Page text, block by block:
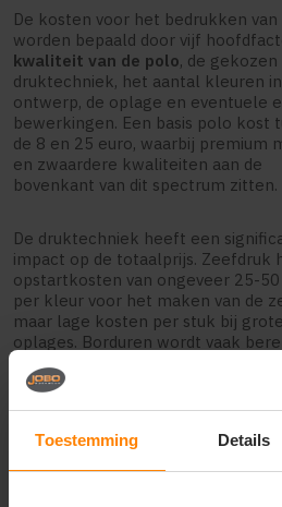
Toestemming Details
De kosten voor het bedrukken
worden bepaald door vijf
kwaliteit van de polo, de gekozen
druktechniek, het aantal kleuren
ontwerp, de oplage en eventuele
bewerkingen. Een basis polo kost
de 8 en 25 euro, waarbij premium
en zwaardere kwaliteiten aan de
bovenkant van dit spectrum zitten.
De druktechniek heeft een
impact op de totaalprijs. Zeefdruk
opstartkosten van ongeveer 25-
per kleur voor het maken van de
maar lage kosten per stuk bij
oplages. Borduren wordt vaak
per 1000 steken, waarbij een klein
ongeveer 5000-8000 steken bevat.
interessant voor kleine oplages.